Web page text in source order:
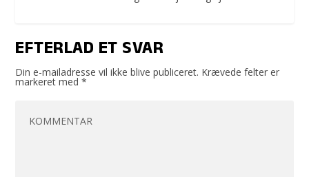
EFTERLAD ET SVAR
Din e-mailadresse vil ikke blive publiceret. Krævede felter er
markeret med*